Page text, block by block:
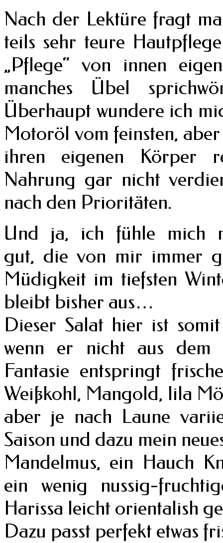
Nach der Lektüre fragt
teils sehr teure
„Pflege“ von innen
manches Übel
Überhaupt wundere ich
Motoröl vom feinsten, aber
ihren eigenen Körper
Nahrung gar nicht
nach den Prioritäten.
Und ja, ich fühle mich
gut, die von mir immer
Müdigkeit im tiefsten
bleibt bisher aus…
Dieser Salat hier ist
wenn er nicht aus dem
Fantasie entspringt
Weißkohl, Mangold, lila
aber je nach Laune
Saison und dazu mein
Mandelmus, ein Hauch
ein wenig nussig-
Harissa leicht orientalish
Dazu passt perfekt etwas